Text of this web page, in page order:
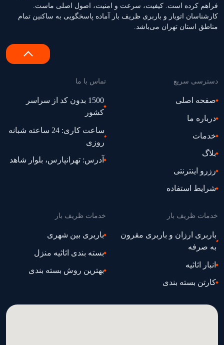
فراهم کرده است. کیفیت، سرعت و امنیت، اصول اصلی ماست.
کارشناسان اتوبار و باربری ظریف بار آماده پاسخگویی به ساکنین تمام
مناطق استان تهران می‌باشد.
دسترسی سریع
صفحه اصلی
درباره ما
خدمات
بلاگ
رزرو اینترنتی
شرایط استفاده
تماس با ما
1500 بدون کد از سراسر
کشور
ساعت کاری: 24 ساعته شبانه
روزی
آدرس: تهرانپارس، بلوار شاهد
خدمات ظریف بار
باربری ارزان و باربری مقرون
به صرفه
انبار اثاثیه
کارتن بسته بندی
خدمات ظریف بار
باربری بین شهری
بسته بندی اثاثیه منزل
بهترین روش بسته بندی